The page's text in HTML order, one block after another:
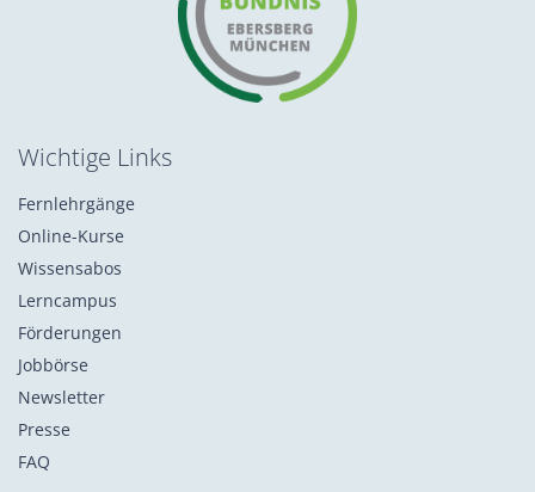
Wichtige Links
Fernlehrgänge
Online-Kurse
Wissensabos
Lerncampus
Förderungen
Jobbörse
Newsletter
Presse
FAQ